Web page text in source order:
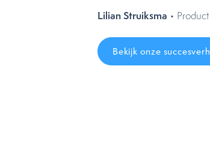
Celine Brattinga • NIZO
Bekijk onze